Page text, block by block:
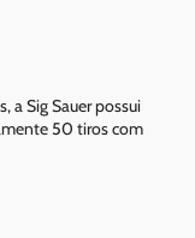
a Sig Sauer possui
50 tiros com